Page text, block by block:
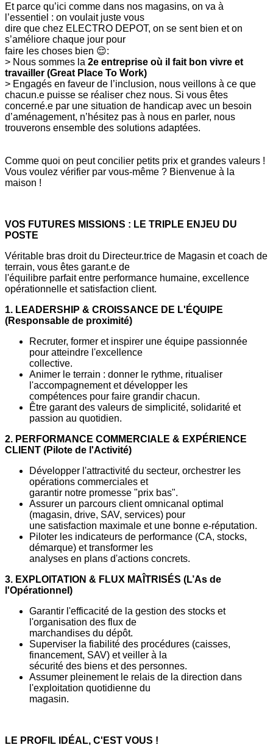
Et parce qu’ici comme dans nos magasins, on va à
l’essentiel : on voulait juste vous
dire que chez ELECTRO DEPOT, on se sent bien et on
s’améliore chaque jour pour
faire les choses bien 😌:
> Nous sommes la 2e entreprise où il fait bon vivre et
travailler (Great Place To Work)
> Engagés en faveur de l’inclusion, nous veillons à ce que
chacun.e puisse se réaliser chez nous. Si vous êtes
concerné.e par une situation de handicap avec un besoin
d’aménagement, n’hésitez pas à nous en parler, nous
trouverons ensemble des solutions adaptées.
Comme quoi on peut concilier petits prix et grandes valeurs !
Vous voulez vérifier par vous-même ? Bienvenue à la
maison !
VOS FUTURES MISSIONS : LE TRIPLE ENJEU DU
POSTE
Véritable bras droit du Directeur.trice de Magasin et coach de
terrain, vous êtes garant.e de
l'équilibre parfait entre performance humaine, excellence
opérationnelle et satisfaction client.
1. LEADERSHIP & CROISSANCE DE L'ÉQUIPE
(Responsable de proximité)
Recruter, former et inspirer une équipe passionnée
pour atteindre l'excellence
collective.
Animer le terrain : donner le rythme, ritualiser
l'accompagnement et développer les
compétences pour faire grandir chacun.
Être garant des valeurs de simplicité, solidarité et
passion au quotidien.
2. PERFORMANCE COMMERCIALE & EXPÉRIENCE
CLIENT (Pilote de l'Activité)
Développer l'attractivité du secteur, orchestrer les
opérations commerciales et
garantir notre promesse "prix bas".
Assurer un parcours client omnicanal optimal
(magasin, drive, SAV, services) pour
une satisfaction maximale et une bonne e-réputation.
Piloter les indicateurs de performance (CA, stocks,
démarque) et transformer les
analyses en plans d'actions concrets.
3. EXPLOITATION & FLUX MAÎTRISÉS (L’As de
l'Opérationnel)
Garantir l'efficacité de la gestion des stocks et
l'organisation des flux de
marchandises du dépôt.
Superviser la fiabilité des procédures (caisses,
financement, SAV) et veiller à la
sécurité des biens et des personnes.
Assumer pleinement le relais de la direction dans
l'exploitation quotidienne du
magasin.
LE PROFIL IDÉAL, C'EST VOUS !